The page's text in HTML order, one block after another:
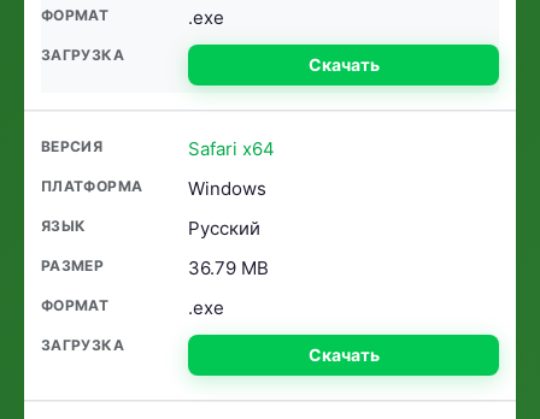
.exe
Скачать
Safari x64
Windows
Русский
36.79 MB
.exe
Скачать